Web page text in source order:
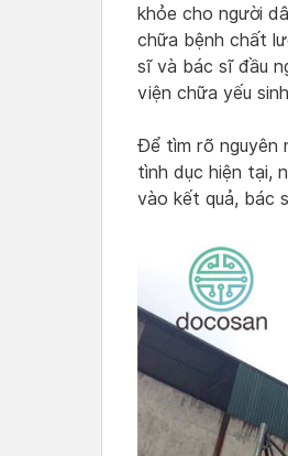
khỏe cho người
chữa bệnh chất
sĩ và bác sĩ đầu
viện chữa yếu
Để tìm rõ nguyên
tình dục hiện tại,
vào kết quả, bác